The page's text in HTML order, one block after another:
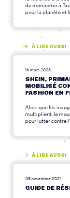
de demander à
pour la planète et
À LIRE AUSSI
16 mars 2023
SHEIN,
MOBILISÉ
FASHION EN
Alors que les
multiplient, le
pour lutter contre
À LIRE AUSSI
08 novembre 2021
GUIDE DE